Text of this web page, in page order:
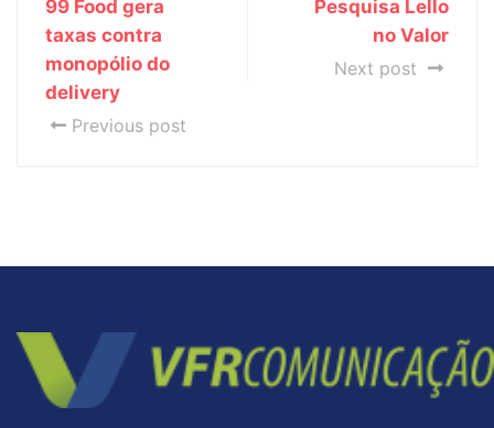
99 Food gera
taxas contra
monopólio do
delivery
Previous post
Pesquisa Lello
no Valor
Next post